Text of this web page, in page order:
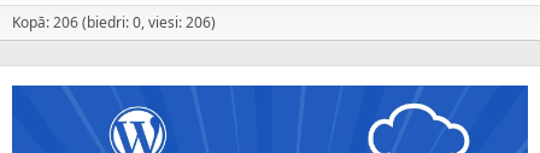
Kopā: 206 (biedri: 0, viesi: 206)